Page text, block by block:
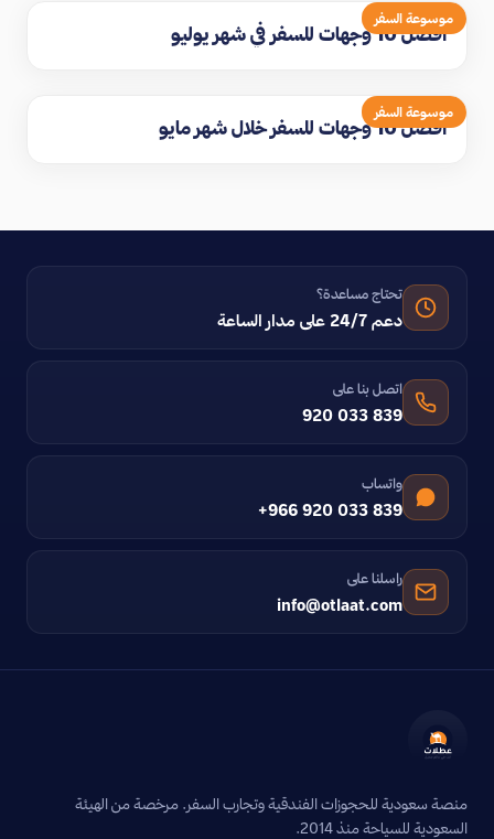
موسوعة السفر
افضل 10 وجهات للسفر في شهر يوليو
موسوعة السفر
افضل 10 وجهات للسفر خلال شهر مايو
تحتاج مساعدة؟
دعم 24/7 على مدار الساعة
اتصل بنا على
920 033 839
واتساب
+966 920 033 839
راسلنا على
info@otlaat.com
منصة سعودية للحجوزات الفندقية وتجارب السفر. مرخصة من الهيئة
السعودية للسياحة منذ 2014.